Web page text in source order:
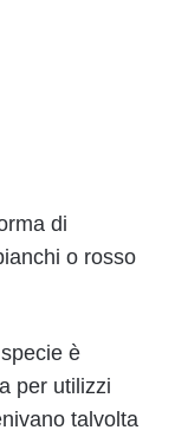
di
o rosso
è
per utilizzi
talvolta